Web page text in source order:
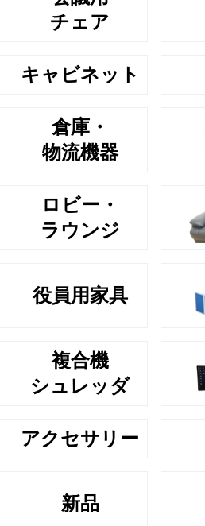
チェア
キャビネット
倉庫・
物流機器
ロビー・
ラウンジ
役員用家具
複合機
シュレッダ
アクセサリー
新品